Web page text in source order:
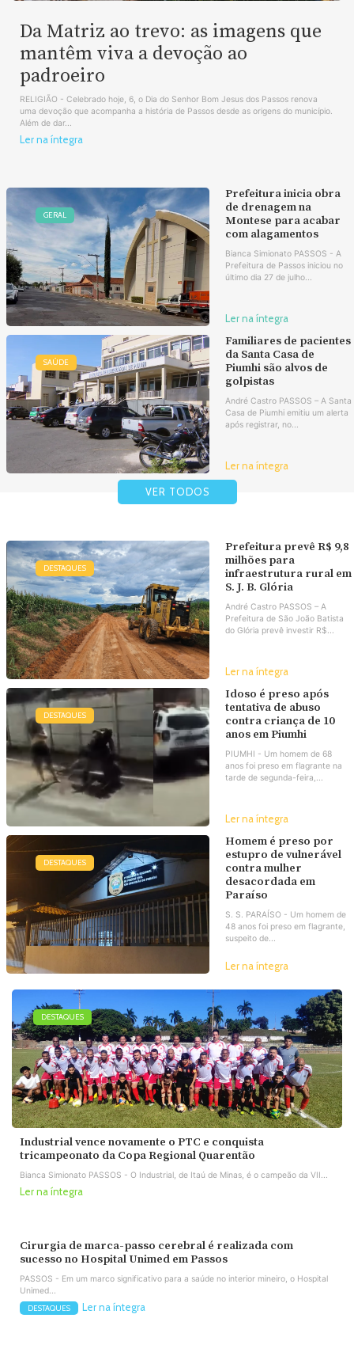
Da Matriz ao trevo: as imagens que
mantêm viva a devoção ao
padroeiro
RELIGIÃO - Celebrado hoje, 6, o Dia do Senhor Bom Jesus dos Passos renova
uma devoção que acompanha a história de Passos desde as origens do município.
Além de dar...
Ler na íntegra
GERAL
Prefeitura inicia obra
de drenagem na
Montese para acabar
com alagamentos
Bianca Simionato PASSOS - A
Prefeitura de Passos iniciou no
último dia 27 de julho...
Ler na íntegra
SAÚDE
Familiares de pacientes
da Santa Casa de
Piumhi são alvos de
golpistas
André Castro PASSOS – A Santa
Casa de Piumhi emitiu um alerta
após registrar, no...
Ler na íntegra
VER TODOS
DESTAQUES
Prefeitura prevê R$ 9,8
milhões para
infraestrutura rural em
S. J. B. Glória
André Castro PASSOS – A
Prefeitura de São João Batista
do Glória prevê investir R$...
Ler na íntegra
DESTAQUES
Idoso é preso após
tentativa de abuso
contra criança de 10
anos em Piumhi
PIUMHI - Um homem de 68
anos foi preso em flagrante na
tarde de segunda-feira,...
Ler na íntegra
DESTAQUES
Homem é preso por
estupro de vulnerável
contra mulher
desacordada em
Paraíso
S. S. PARAÍSO - Um homem de
48 anos foi preso em flagrante,
suspeito de...
Ler na íntegra
DESTAQUES
Industrial vence novamente o PTC e conquista
tricampeonato da Copa Regional Quarentão
Bianca Simionato PASSOS - O Industrial, de Itaú de Minas, é o campeão da VII...
Ler na íntegra
Cirurgia de marca-passo cerebral é realizada com
sucesso no Hospital Unimed em Passos
PASSOS - Em um marco significativo para a saúde no interior mineiro, o Hospital
Unimed...
DESTAQUES Ler na íntegra